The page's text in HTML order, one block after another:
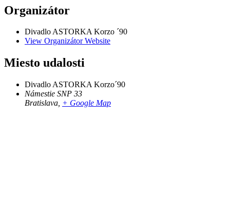
Organizátor
Divadlo ASTORKA Korzo ´90
View Organizátor Website
Miesto udalosti
Divadlo ASTORKA Korzo´90
Námestie SNP 33
Bratislava + Google Map